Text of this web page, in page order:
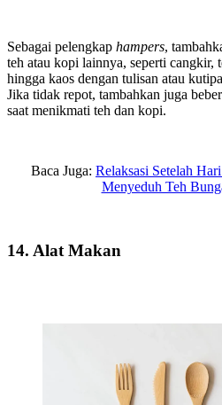
Sebagai pelengkap hampers,
teh atau kopi lainnya, seperti cangkir,
hingga kaos dengan tulisan atau
Jika tidak repot, tambahkan juga
saat menikmati teh dan kopi.
Baca Juga: Relaksasi Setelah
Menyeduh Teh
14. Alat Makan